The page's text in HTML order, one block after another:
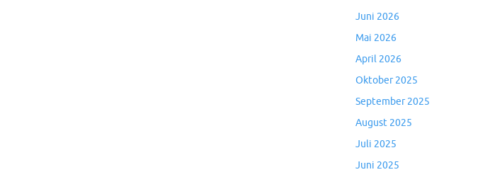
Juni 2026
Mai 2026
April 2026
Oktober 2025
September 2025
August 2025
Juli 2025
Juni 2025